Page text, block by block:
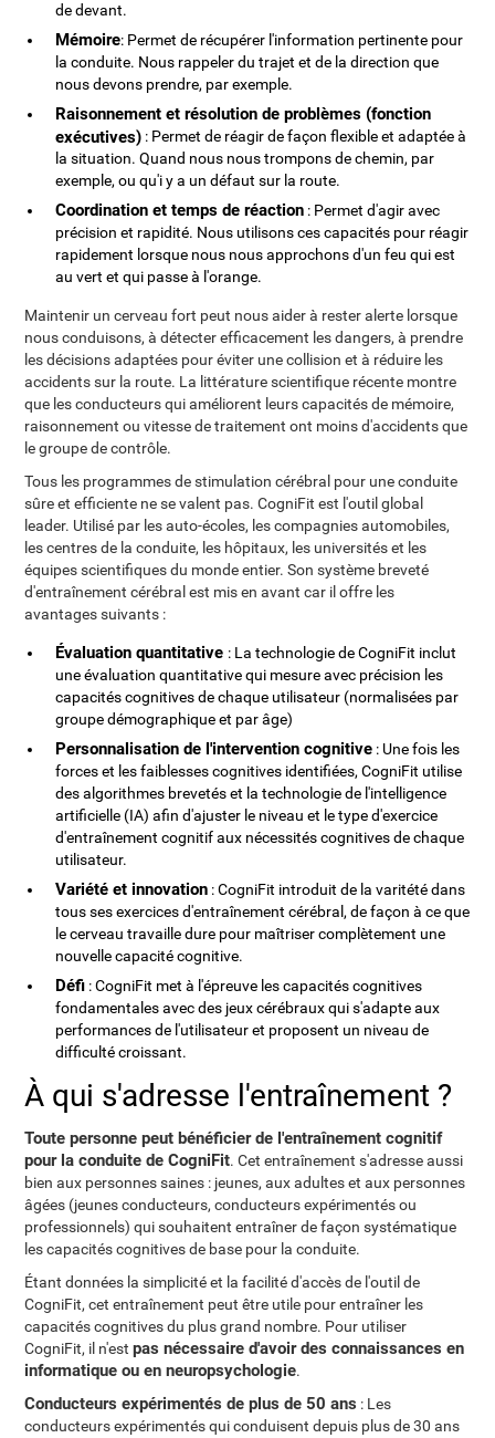
de devant.
Mémoire: Permet de récupérer l'information pertinente pour
la conduite. Nous rappeler du trajet et de la direction que
nous devons prendre, par exemple.
Raisonnement et résolution de problèmes (fonction
exécutives) : Permet de réagir de façon flexible et adaptée à
la situation. Quand nous nous trompons de chemin, par
exemple, ou qu'i y a un défaut sur la route.
Coordination et temps de réaction : Permet d'agir avec
précision et rapidité. Nous utilisons ces capacités pour réagir
rapidement lorsque nous nous approchons d'un feu qui est
au vert et qui passe à l'orange.
Maintenir un cerveau fort peut nous aider à rester alerte lorsque
nous conduisons, à détecter efficacement les dangers, à prendre
les décisions adaptées pour éviter une collision et à réduire les
accidents sur la route. La littérature scientifique récente montre
que les conducteurs qui améliorent leurs capacités de mémoire,
raisonnement ou vitesse de traitement ont moins d'accidents que
le groupe de contrôle.
Tous les programmes de stimulation cérébral pour une conduite
sûre et efficiente ne se valent pas. CogniFit est l'outil global
leader. Utilisé par les auto-écoles, les compagnies automobiles,
les centres de la conduite, les hôpitaux, les universités et les
équipes scientifiques du monde entier. Son système breveté
d'entraînement cérébral est mis en avant car il offre les
avantages suivants :
Évaluation quantitative : La technologie de CogniFit inclut
une évaluation quantitative qui mesure avec précision les
capacités cognitives de chaque utilisateur (normalisées par
groupe démographique et par âge)
Personnalisation de l'intervention cognitive : Une fois les
forces et les faiblesses cognitives identifiées, CogniFit utilise
des algorithmes brevetés et la technologie de l'intelligence
artificielle (IA) afin d'ajuster le niveau et le type d'exercice
d'entraînement cognitif aux nécessités cognitives de chaque
utilisateur.
Variété et innovation : CogniFit introduit de la varitété dans
tous ses exercices d'entraînement cérébral, de façon à ce que
le cerveau travaille dure pour maîtriser complètement une
nouvelle capacité cognitive.
Défi : CogniFit met à l'épreuve les capacités cognitives
fondamentales avec des jeux cérébraux qui s'adapte aux
performances de l'utilisateur et proposent un niveau de
difficulté croissant.
À qui s'adresse l'entraînement ?
Toute personne peut bénéficier de l'entraînement cognitif
pour la conduite de CogniFit. Cet entraînement s'adresse aussi
bien aux personnes saines : jeunes, aux adultes et aux personnes
âgées (jeunes conducteurs, conducteurs expérimentés ou
professionnels) qui souhaitent entraîner de façon systématique
les capacités cognitives de base pour la conduite.
Étant données la simplicité et la facilité d'accès de l'outil de
CogniFit, cet entraînement peut être utile pour entraîner les
capacités cognitives du plus grand nombre. Pour utiliser
CogniFit, il n'estpas nécessaire d'avoir des connaissances en
informatique ou en neuropsychologie.
Conducteurs expérimentés de plus de 50 ans : Les
conducteurs expérimentés qui conduisent depuis plus de 30 ans